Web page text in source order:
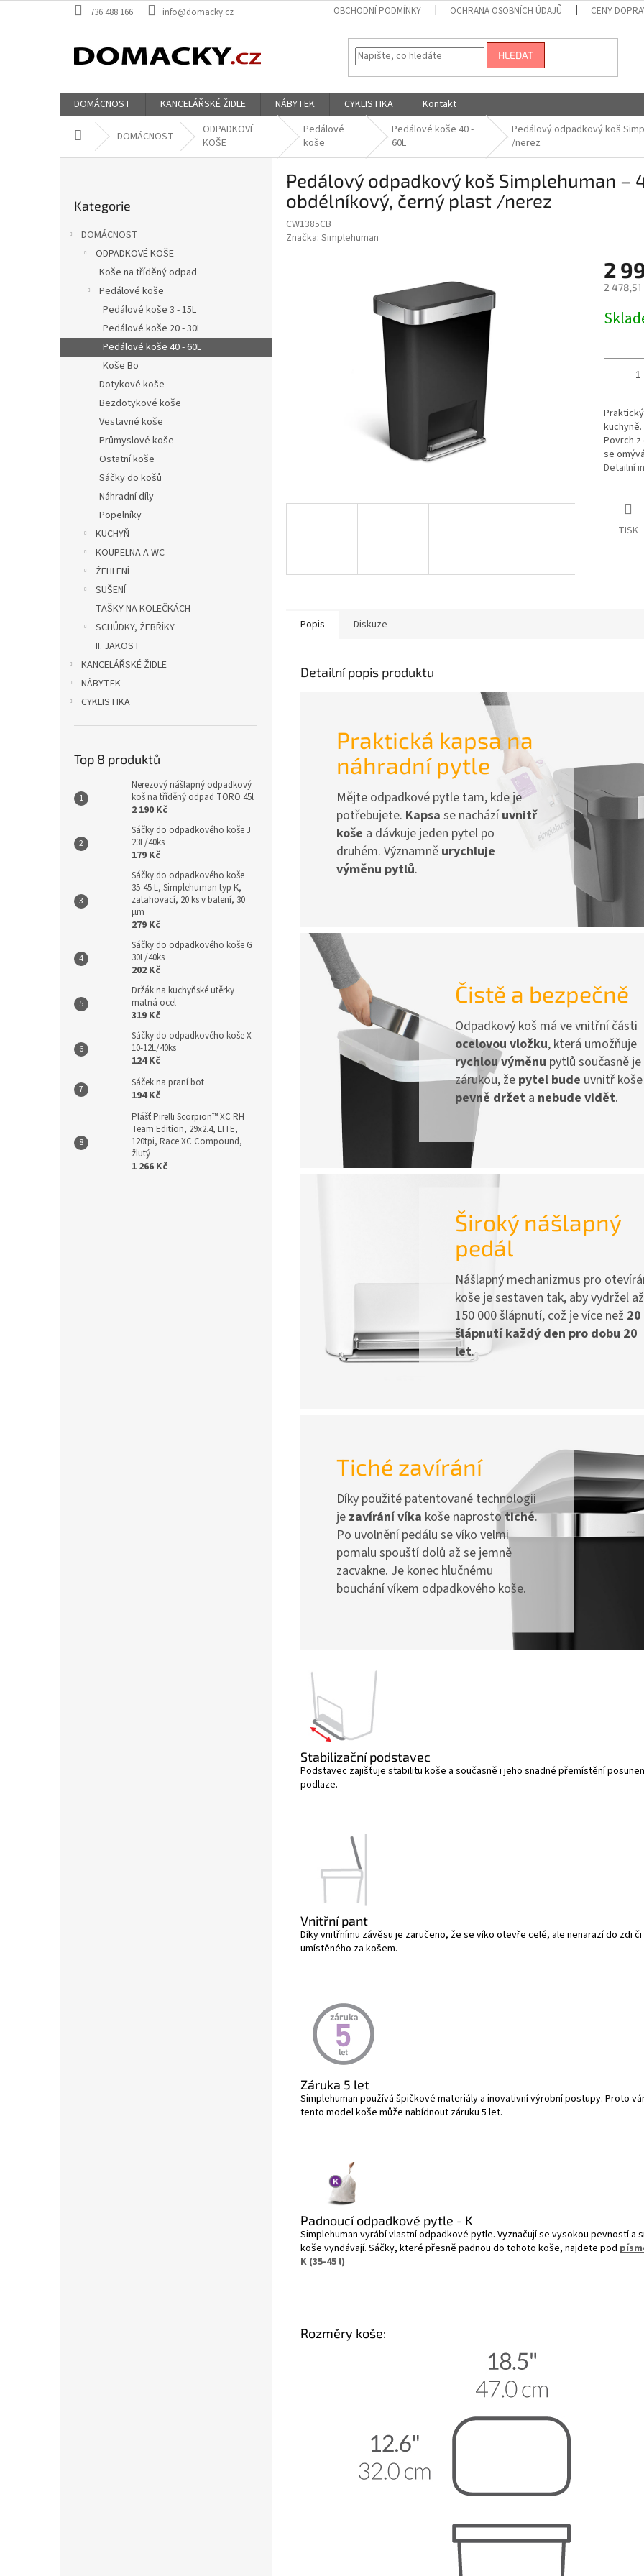
na
736 488 166 info@domacky.cz OBCHODNÍ PODMÍNKY OCHRANA OSOBNÍCH ÚDAJŮ CENY
HLEDAT
DOMÁCNOST KANCELÁŘSKÉ ŽIDLE NÁBYTEK CYKLISTIKA Kontakt
Domů DOMÁCNOST
ODPADKOVÉ
KOŠE
Pedálové
koše
Pedálové koše 40 -
60L
Pedálový odpadkový koš
/nerez
n
e
kategorie
Kategorie
DOMÁCNOST
ODPADKOVÉ KOŠE
Koše na tříděný odpad
Pedálové koše
Pedálové koše 3 - 15L
Pedálové koše 20 - 30L
Pedálové koše 40 - 60L
Koše Bo
Dotykové koše
Bezdotykové koše
Vestavné koše
Průmyslové koše
Ostatní koše
Sáčky do košů
Náhradní díly
Popelníky
KUCHYŇ
KOUPELNA A WC
ŽEHLENÍ
SUŠENÍ
TAŠKY NA KOLEČKÁCH
SCHŮDKY, ŽEBŘÍKY
II. JAKOST
KANCELÁŘSKÉ ŽIDLE
NÁBYTEK
CYKLISTIKA
Top 8 produktů
Nerezový nášlapný odpadkový
koš na tříděný odpad TORO 45l
2 190 Kč
Sáčky do odpadkového koše J
23L/40ks
179 Kč
Sáčky do odpadkového koše
35-45 L, Simplehuman typ K,
zatahovací, 20 ks v balení, 30
µm
279 Kč
Sáčky do odpadkového koše G
30L/40ks
202 Kč
Držák na kuchyňské utěrky
matná ocel
319 Kč
Sáčky do odpadkového koše X
10-12L/40ks
124 Kč
Sáček na praní bot
194 Kč
Plášť Pirelli Scorpion™ XC RH
Team Edition, 29x2.4, LITE,
120tpi, Race XC Compound,
žlutý
1 266 Kč
Pedálový odpadkový koš Simplehuman –
obdélníkový, černý plast /nerez
CW1385CB
Značka: Simplehuman
2
2 478,51
cena:
Povrch
se
Detailní
TISK
Popis Diskuze
Detailní popis produktu
Praktická kapsa na
náhradní pytle
Mějte odpadkové pytle tam, kde je
potřebujete. Kapsa se nacházíuvnitř
koše a dávkuje jeden pytel po
druhém. Významně urychluje
výměnu pytlů.
Čistě a bezpečně
Odpadkový koš má ve vnitřní části
ocelovou vložku, která umožňuje
rychlou výměnu pytlů současně je
zárukou, že pytel bude uvnitř koše
pevně držet a nebude vidět.
Široký nášlapný
pedál
Nášlapný mechanizmus pro
koše je sestaven tak, aby vydržel až
150 000 šlápnutí, což je více než 20
šlápnutí každý den pro dobu 20
let.
Tiché zavírání
Díky použité patentované technologii
je zavírání víka koše naprosto tiché.
Po uvolnění pedálu se víko velmi
pomalu spouští dolů až se jemně
zacvakne. Je konec hlučnému
bouchání víkem odpadkového koše.
Stabilizační podstavec
Podstavec zajišťuje stabilitu koše a současně i jeho snadné přemístění
podlaze.
Vnitřní pant
Díky vnitřnímu závěsu je zaručeno, že se víko otevře celé, ale nenarazí do zdi
umístěného za košem.
Záruka 5 let
Simplehuman používá špičkové materiály a inovativní výrobní postupy. Proto
tento model koše může nabídnout záruku 5 let.
Padnoucí odpadkové pytle - K
Simplehuman vyrábí vlastní odpadkové pytle. Vyznačují se vysokou pevností a
koše vyndávají. Sáčky, které přesně padnou do tohoto koše, najdete pod
K (35-45 l)
Rozměry koše: